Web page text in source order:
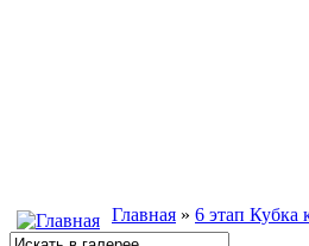
Главная » 6 этап Кубка